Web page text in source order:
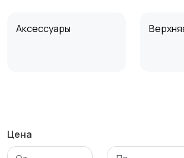
Аксессуары
Цена